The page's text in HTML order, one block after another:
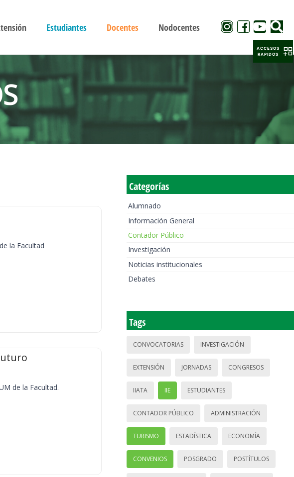
Estudiantes Docentes Nodocentes
la Facultad
de la Facultad.
Categorías
Alumnado
Información General
Contador Público
Investigación
Noticias institucionales
Debates
Tags
CONVOCATORIAS INVESTIGACIÓN
EXTENSIÓN JORNADAS CONGRESOS
IIATA IIE ESTUDIANTES
CONTADOR PÚBLICO ADMINISTRACIÓN
TURISMO ESTADÍSTICA ECONOMÍA
CONVENIOS POSGRADO POSTÍTULOS
ACCESOS
RAPIDOS